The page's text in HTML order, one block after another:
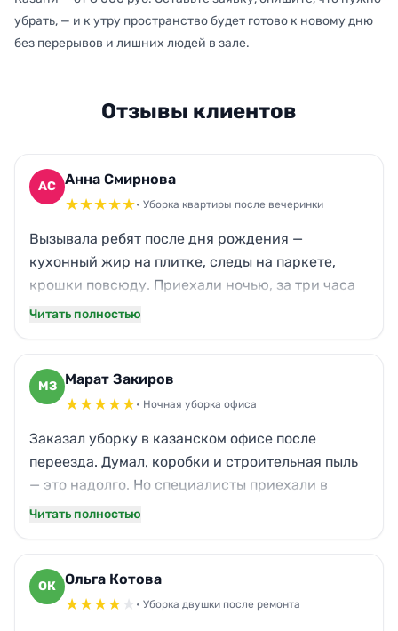
убрать, — и к утру пространство будет готово к новому дню
без перерывов и лишних людей в зале.
Отзывы клиентов
АС Анна Смирнова
★★★★★• Уборка квартиры после вечеринки
Вызывала ребят после дня рождения —
кухонный жир на плитке, следы на паркете,
крошки повсюду. Приехали ночью, за три часа
отмыли всё до скрипа. Даже винные пятна с
только к вам.
Читать полностью
МЗ Марат Закиров
★★★★★• Ночная уборка офиса
Заказал уборку в казанском офисе после
переезда. Думал, коробки и строительная пыль
— это надолго. Но специалисты приехали в
полночь, всё вычистили: полы, окна, даже
сияют.
Читать полностью
ОК Ольга Котова
★★★★★ • Уборка двушки после ремонта